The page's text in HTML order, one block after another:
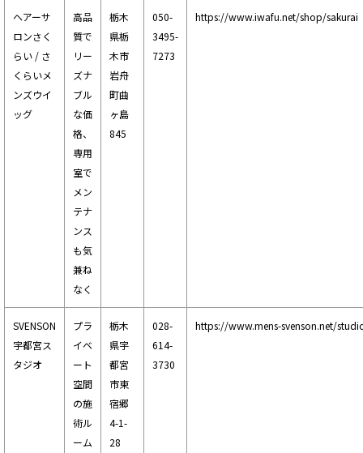
ヘアーサ
ロンさく
らい / さ
くらいメ
ンズウイ
ッグ
高品
質で
リー
ズナ
ブル
な価
格、
専用
室で
メン
テナ
ンス
も気
兼ね
なく
栃木
県栃
木市
岩舟
町曲
ヶ島
845
050-
3495-
7273
https://www.iwafu.net/shop/sakurai
SVENSON
宇都宮ス
タジオ
プラ
イベ
ート
空間
の施
術ル
ーム
栃木
県宇
都宮
市東
宿郷
4-1-
28
028-
614-
3730
https://www.mens-svenson.net/